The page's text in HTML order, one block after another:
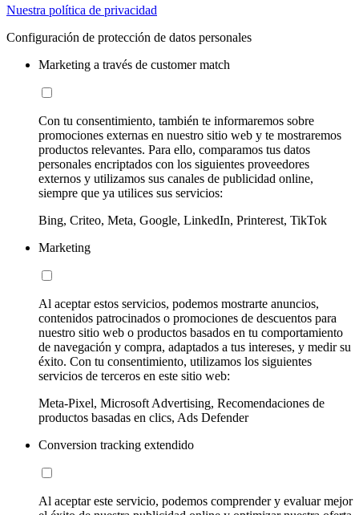
Nuestra política de privacidad
Configuración de protección de datos personales
Marketing a través de customer match
Con tu consentimiento, también te informaremos sobre
promociones externas en nuestro sitio web y te mostraremos
productos relevantes. Para ello, comparamos tus datos
personales encriptados con los siguientes proveedores
externos y utilizamos sus canales de publicidad online,
siempre que ya utilices sus servicios:
Bing, Criteo, Meta, Google, LinkedIn, Printerest, TikTok
Marketing
Al aceptar estos servicios, podemos mostrarte anuncios,
contenidos patrocinados o promociones de descuentos para
nuestro sitio web o productos basados en tu comportamiento
de navegación y compra, adaptados a tus intereses, y medir su
éxito. Con tu consentimiento, utilizamos los siguientes
servicios de terceros en este sitio web:
Meta-Pixel, Microsoft Advertising, Recomendaciones de
productos basadas en clics, Ads Defender
Conversion tracking extendido
Al aceptar este servicio, podemos comprender y evaluar mejor